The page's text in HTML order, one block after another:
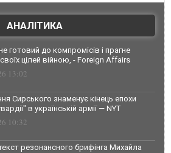
АНАЛІТИКА
готовий до компромісів і прагне
цілей війною, - Foreign Affairs
13:02
Сирського знаменує кінець епохи
в українській армії — NYT
10:32
резонансного брифінга Михайла